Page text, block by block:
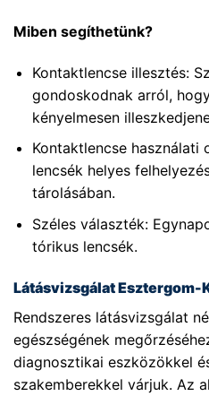
Miben segíthetünk?
Kontaktlencse illesztés:
gondoskodnak arról,
kényelmesen
Kontaktlencse használati
lencsék helyes
tárolásában.
Széles választék:
tórikus lencsék.
Látásvizsgálat Esztergom-
Rendszeres látásvizsgálat
egészségének
diagnosztikai eszközökkel
szakemberekkel várjuk. Az